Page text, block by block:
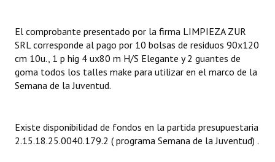
DOCUMENTOS
Informes de Gestión
Proyectos Presentados
Actas de Sesión
El comprobante presentado por la firma LIMPIEZA ZUR
SRL corresponde al pago por 10 bolsas de residuos 90x120
cm 10u., 1 p hig 4 ux80 m H/S Elegante y 2 guantes de
goma todos los talles make para utilizar en el marco de la
Semana de la Juventud.
Existe disponibilidad de fondos en la partida presupuestaria
2.15.18.25.0040.179.2 ( programa Semana de la Juventud) .